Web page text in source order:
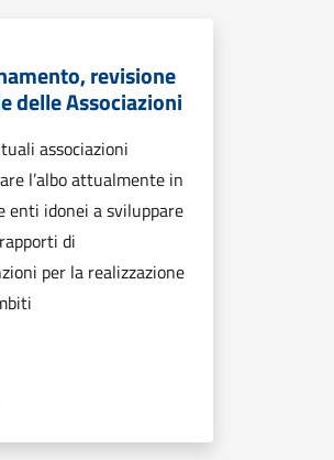
revisione
delle Associazioni
associazioni
l’albo attualmente in
enti idonei a sviluppare
di
per la realizzazione